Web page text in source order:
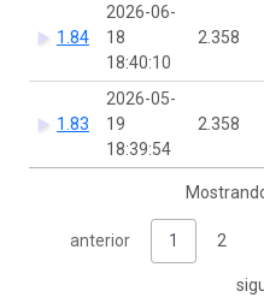
1.84
2026-06-
18
18:40:10
2.358
1.83
2026-05-
19
18:39:54
2.358
anterior 1 2